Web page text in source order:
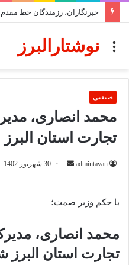
بیانیه خانه احزاب به مناسبت
نوشتارالبرزمنو
صنعتی
محمد انصاری،
تجارت استان
admintavan
ارسال30 شهریور 1402
با حکم وزیر صمت؛
محمد انصاری،
تجارت استان البرز